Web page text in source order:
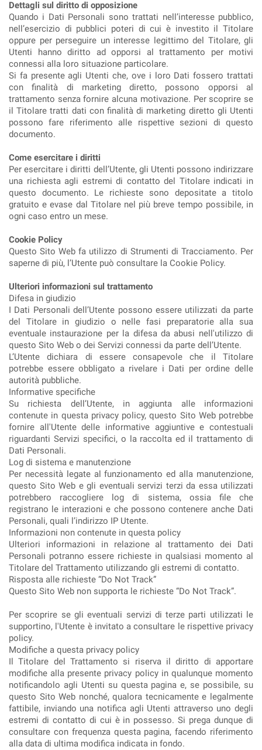
Dettagli sul diritto di opposizione
Quando i Dati Personali sono trattati nell’interesse pubblico,
nell’esercizio di pubblici poteri di cui è investito il Titolare
oppure per perseguire un interesse legittimo del Titolare, gli
Utenti hanno diritto ad opporsi al trattamento per motivi
connessi alla loro situazione particolare.
Si fa presente agli Utenti che, ove i loro Dati fossero trattati
con finalità di marketing diretto, possono opporsi al
trattamento senza fornire alcuna motivazione. Per scoprire se
il Titolare tratti dati con finalità di marketing diretto gli Utenti
possono fare riferimento alle rispettive sezioni di questo
documento.
Come esercitare i diritti
Per esercitare i diritti dell’Utente, gli Utenti possono indirizzare
una richiesta agli estremi di contatto del Titolare indicati in
questo documento. Le richieste sono depositate a titolo
gratuito e evase dal Titolare nel più breve tempo possibile, in
ogni caso entro un mese.
Cookie Policy
Questo Sito Web fa utilizzo di Strumenti di Tracciamento. Per
saperne di più, l’Utente può consultare la Cookie Policy.
Ulteriori informazioni sul trattamento
Difesa in giudizio
I Dati Personali dell’Utente possono essere utilizzati da parte
del Titolare in giudizio o nelle fasi preparatorie alla sua
eventuale instaurazione per la difesa da abusi nell'utilizzo di
questo Sito Web o dei Servizi connessi da parte dell’Utente.
L’Utente dichiara di essere consapevole che il Titolare
potrebbe essere obbligato a rivelare i Dati per ordine delle
autorità pubbliche.
Informative specifiche
Su richiesta dell’Utente, in aggiunta alle informazioni
contenute in questa privacy policy, questo Sito Web potrebbe
fornire all'Utente delle informative aggiuntive e contestuali
riguardanti Servizi specifici, o la raccolta ed il trattamento di
Dati Personali.
Log di sistema e manutenzione
Per necessità legate al funzionamento ed alla manutenzione,
questo Sito Web e gli eventuali servizi terzi da essa utilizzati
potrebbero raccogliere log di sistema, ossia file che
registrano le interazioni e che possono contenere anche Dati
Personali, quali l’indirizzo IP Utente.
Informazioni non contenute in questa policy
Ulteriori informazioni in relazione al trattamento dei Dati
Personali potranno essere richieste in qualsiasi momento al
Titolare del Trattamento utilizzando gli estremi di contatto.
Risposta alle richieste “Do Not Track”
Questo Sito Web non supporta le richieste “Do Not Track”.
Per scoprire se gli eventuali servizi di terze parti utilizzati le
supportino, l'Utente è invitato a consultare le rispettive privacy
policy.
Modifiche a questa privacy policy
Il Titolare del Trattamento si riserva il diritto di apportare
modifiche alla presente privacy policy in qualunque momento
notificandolo agli Utenti su questa pagina e, se possibile, su
questo Sito Web nonché, qualora tecnicamente e legalmente
fattibile, inviando una notifica agli Utenti attraverso uno degli
estremi di contatto di cui è in possesso. Si prega dunque di
consultare con frequenza questa pagina, facendo riferimento
alla data di ultima modifica indicata in fondo.